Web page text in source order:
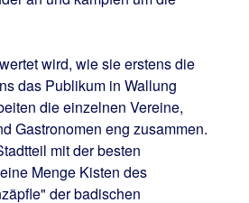
wird, wie sie erstens die
das Publikum in Wallung
die einzelnen Vereine,
Gastronomen eng zusammen.
mit der besten
Menge Kisten des
der badischen